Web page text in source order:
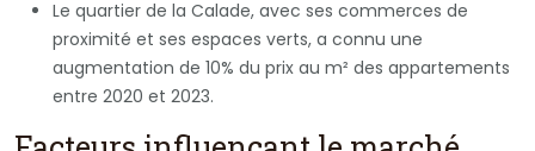
Le quartier de la Calade, avec ses commerces de
proximité et ses espaces verts, a connu une
augmentation de 10% du prix au m² des appartements
entre 2020 et 2023.